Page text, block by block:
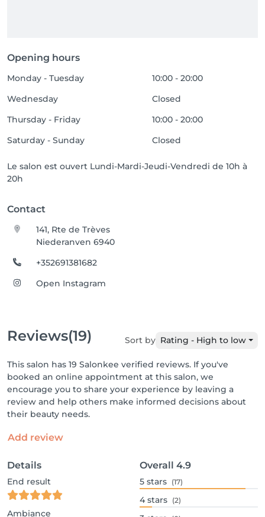
Opening hours
Monday - Tuesday
10:00 - 20:00
Wednesday
Closed
Thursday - Friday
10:00 - 20:00
Saturday - Sunday
Closed
Le salon est ouvert Lundi-Mardi-Jeudi-Vendredi de 10h à
20h
Contact
141, Rte de Trèves
Niederanven 6940
+352691381682
Open Instagram
Reviews(19) Sort by Rating - High to low
This salon has 19 Salonkee verified reviews. If you've
booked an online appointment at this salon, we
encourage you to share your experience by leaving a
review and help others make informed decisions about
their beauty needs.
Add review
Details
End result
Ambiance
Overall 4.9
5 stars (17)
4 stars (2)